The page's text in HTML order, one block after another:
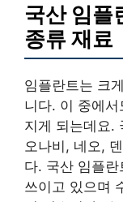
국산 임플
종류 재료
임플란트는 크
니다. 이 중에
지게 되는데요.
오나비, 네오,
다. 국산 임플
쓰이고 있으며